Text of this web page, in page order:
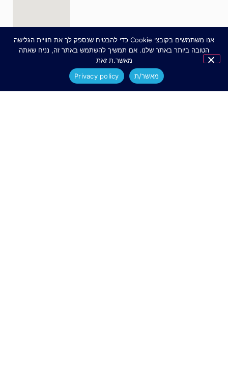
אנו משתמשים בקובצי Cookie כדי להבטיח שנספק לך את חוויית הגלישה
הטובה ביותר באתר שלנו. אם תמשיך להשתמש באתר זה, נניח שאתה
מאשר.ת זאת
מאשר/ת
Privacy policy